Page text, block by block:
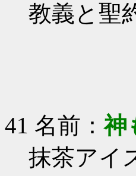
教義と聖
41 名前：神
抹茶アイ